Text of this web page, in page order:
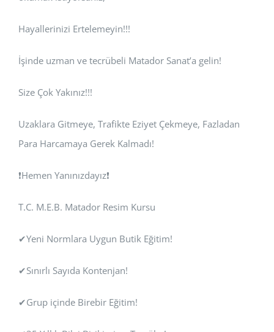
Hayallerinizi Ertelemeyin!!!
İşinde uzman ve tecrübeli Matador Sanat’a gelin!
Size Çok Yakınız!!!
Uzaklara Gitmeye, Trafikte Eziyet Çekmeye, Fazladan
Para Harcamaya Gerek Kalmadı!
❗Hemen Yanınızdayız❗
T.C. M.E.B. Matador Resim Kursu
✔Yeni Normlara Uygun Butik Eğitim!
✔Sınırlı Sayıda Kontenjan!
✔Grup içinde Birebir Eğitim!